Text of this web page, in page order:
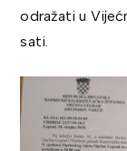
odražati u
sati.